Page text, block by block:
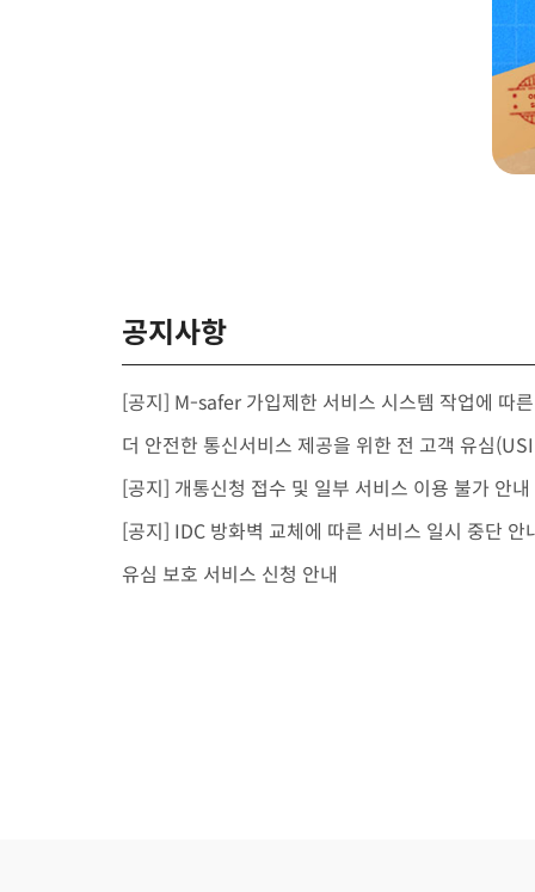
공지사항
[공지] M-safer 가입제한 서비스 시스템 작업에 따
[공지] 개통신청 접수 및 일부 서비스 이용 불가 안내
[공지] IDC 방화벽 교체에 따른 서비스 일시 중단 안
유심 보호 서비스 신청 안내